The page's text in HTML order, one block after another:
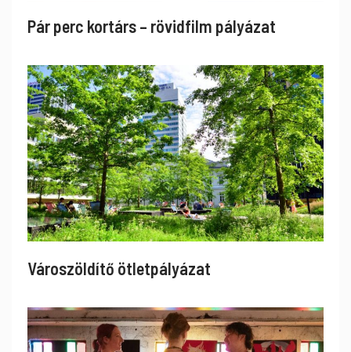
Pár perc kortárs – rövidfilm pályázat
Városzöldítő ötletpályázat